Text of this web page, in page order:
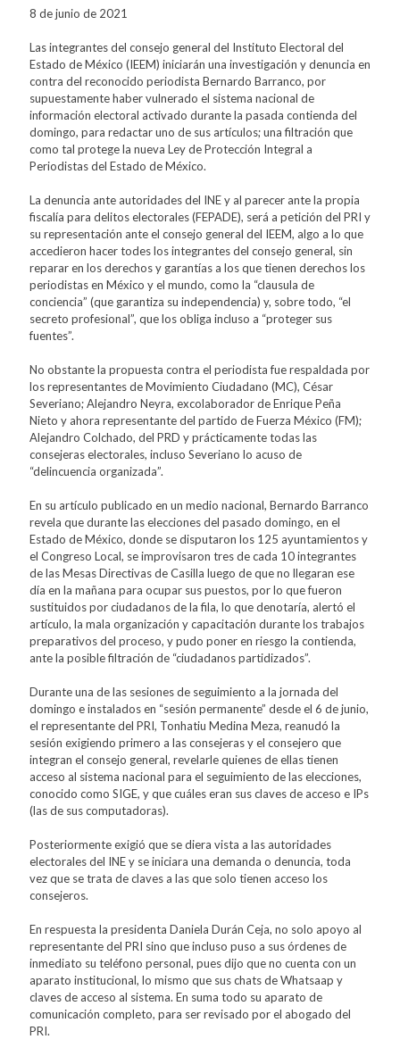
8 de junio de 2021
Las integrantes del consejo general del Instituto Electoral del
Estado de México (IEEM) iniciarán una investigación y denuncia en
contra del reconocido periodista Bernardo Barranco, por
supuestamente haber vulnerado el sistema nacional de
información electoral activado durante la pasada contienda del
domingo, para redactar uno de sus artículos; una filtración que
como tal protege la nueva Ley de Protección Integral a
Periodistas del Estado de México.
La denuncia ante autoridades del INE y al parecer ante la propia
fiscalía para delitos electorales (FEPADE), será a petición del PRI y
su representación ante el consejo general del IEEM, algo a lo que
accedieron hacer todes los integrantes del consejo general, sin
reparar en los derechos y garantías a los que tienen derechos los
periodistas en México y el mundo, como la “clausula de
conciencia” (que garantiza su independencia) y, sobre todo, “el
secreto profesional”, que los obliga incluso a “proteger sus
fuentes”.
No obstante la propuesta contra el periodista fue respaldada por
los representantes de Movimiento Ciudadano (MC), César
Severiano; Alejandro Neyra, excolaborador de Enrique Peña
Nieto y ahora representante del partido de Fuerza México (FM);
Alejandro Colchado, del PRD y prácticamente todas las
consejeras electorales, incluso Severiano lo acuso de
“delincuencia organizada”.
En su artículo publicado en un medio nacional, Bernardo Barranco
revela que durante las elecciones del pasado domingo, en el
Estado de México, donde se disputaron los 125 ayuntamientos y
el Congreso Local, se improvisaron tres de cada 10 integrantes
de las Mesas Directivas de Casilla luego de que no llegaran ese
día en la mañana para ocupar sus puestos, por lo que fueron
sustituidos por ciudadanos de la fila, lo que denotaría, alertó el
artículo, la mala organización y capacitación durante los trabajos
preparativos del proceso, y pudo poner en riesgo la contienda,
ante la posible filtración de “ciudadanos partidizados”.
Durante una de las sesiones de seguimiento a la jornada del
domingo e instalados en “sesión permanente” desde el 6 de junio,
el representante del PRI, Tonhatiu Medina Meza, reanudó la
sesión exigiendo primero a las consejeras y el consejero que
integran el consejo general, revelarle quienes de ellas tienen
acceso al sistema nacional para el seguimiento de las elecciones,
conocido como SIGE, y que cuáles eran sus claves de acceso e IPs
(las de sus computadoras).
Posteriormente exigió que se diera vista a las autoridades
electorales del INE y se iniciara una demanda o denuncia, toda
vez que se trata de claves a las que solo tienen acceso los
consejeros.
En respuesta la presidenta Daniela Durán Ceja, no solo apoyo al
representante del PRI sino que incluso puso a sus órdenes de
inmediato su teléfono personal, pues dijo que no cuenta con un
aparato institucional, lo mismo que sus chats de Whatsaap y
claves de acceso al sistema. En suma todo su aparato de
comunicación completo, para ser revisado por el abogado del
PRI.